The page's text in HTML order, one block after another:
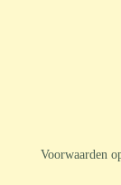
Voorwaarden